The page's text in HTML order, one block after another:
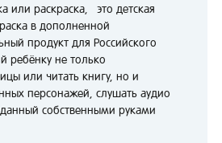
или раскраска, это детская
в дополненной
продукт для Российского
ребёнку не только
или читать книгу, но и
персонажей, слушать аудио
собственными руками